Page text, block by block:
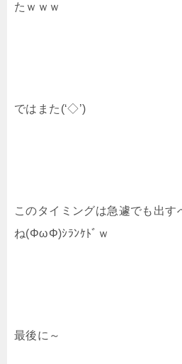
たｗｗｗ
ではまた(‘◇’)ゞ
このタイミングは急遽でも出す
ね(ΦωΦ)ｼﾗﾝｹﾄﾞｗ
最後に～